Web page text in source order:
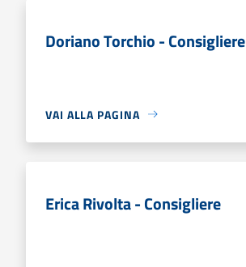
Doriano Torchio - Consigliere
VAI ALLA PAGINA
Erica Rivolta - Consigliere